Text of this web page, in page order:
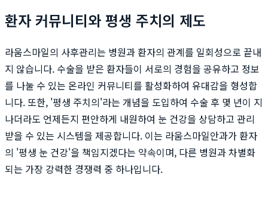
환자 커뮤니티와 평생 주치의 제도
라움스마일의 사후관리는 병원과 환자의 관계를 일회성으로 끝내
지 않습니다. 수술을 받은 환자들이 서로의 경험을 공유하고 정보
를 나눌 수 있는 온라인 커뮤니티를 활성화하여 유대감을 형성합
니다. 또한, '평생 주치의'라는 개념을 도입하여 수술 후 몇 년이 지
나더라도 언제든지 편안하게 내원하여 눈 건강을 상담하고 관리
받을 수 있는 시스템을 제공합니다. 이는 라움스마일안과가 환자
의 '평생 눈 건강'을 책임지겠다는 약속이며, 다른 병원과 차별화
되는 가장 강력한 경쟁력 중 하나입니다.